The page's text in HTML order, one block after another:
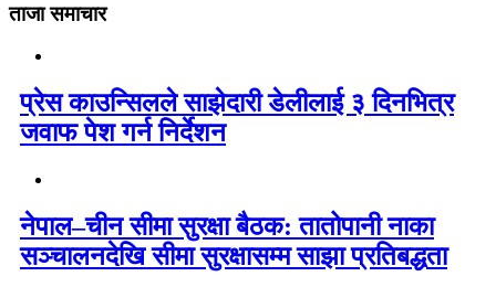
ताजा समाचार
प्रेस काउन्सिलले साझेदारी डेलीलाई ३ दिनभित्र
जवाफ पेश गर्न निर्देशन
नेपाल–चीन सीमा सुरक्षा बैठक: तातोपानी नाका
सञ्चालनदेखि सीमा सुरक्षासम्म साझा प्रतिबद्धता